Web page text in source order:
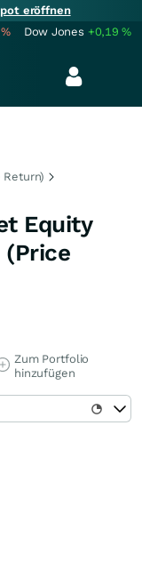
eröffnen
% Dow Jones +0,19%
Return)
Equity
(Price
Zum Portfolio
hinzufügen